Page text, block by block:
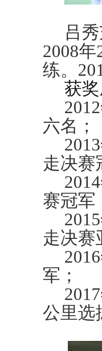
吕
2008
练。
获
六名；
走决赛
赛冠军
走决赛
军；
公里选